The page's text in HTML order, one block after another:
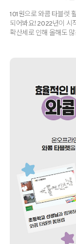
101원으로 와콤 타블렛
되어봐요! 2022년이 시
확산세로 인해 올해도
새로운 해를 맞이하면
그런 분들에게 클래스
그리는 기기가 아니라